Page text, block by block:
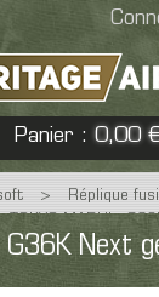
Panier : 0,00
> Réplique
TOKYO MARUI -
G36K Next